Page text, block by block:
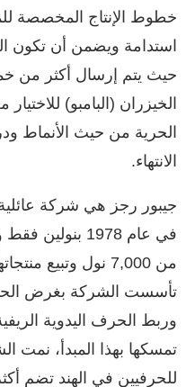
خطوط الإنتاج المخصصة
استدامة ويضمن أن تكون
حيث يتم إرسال أكثر من
الخيزران (البامبو)
الحرية من حيث الأنماط
الانتهاء.
جيبور رجز هي شركة
تأسست الشركة بغرض
وربط الحرف اليدوية
تمسكها بهذا المبدأ، نمت